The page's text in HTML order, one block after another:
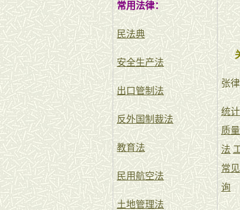
常用法律：
民法典
安全生产法
出口管制法
反外国制裁法
教育法
民用航空法
土地管理法
张
统
质
法
常
询